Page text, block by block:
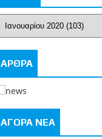
ΑΡΘΡΑ
ΑΓΟΡΑ ΝΕΑ